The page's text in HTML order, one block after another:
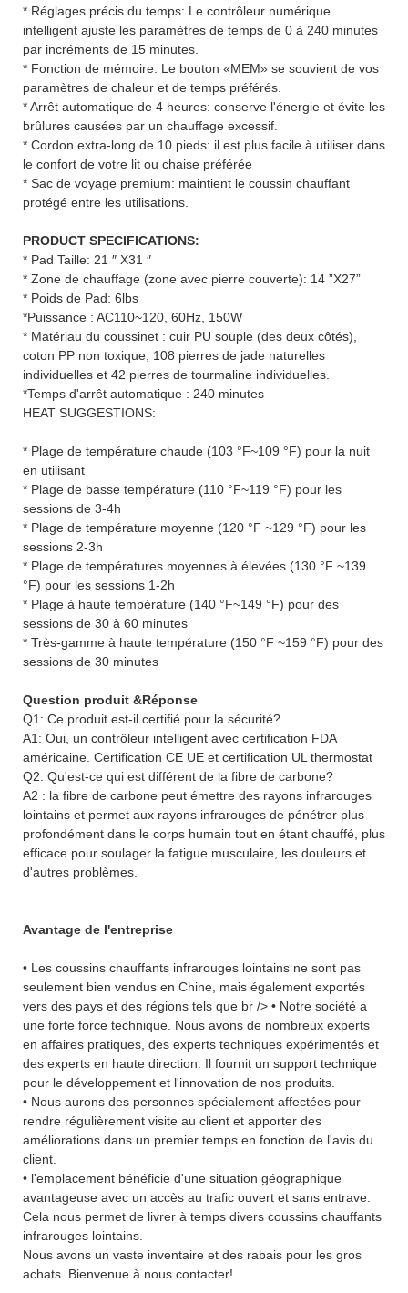
* Réglages précis du temps: Le contrôleur numérique
intelligent ajuste les paramètres de temps de 0 à 240 minutes
par incréments de 15 minutes.
* Fonction de mémoire: Le bouton «MEM» se souvient de vos
paramètres de chaleur et de temps préférés.
* Arrêt automatique de 4 heures: conserve l'énergie et évite les
brûlures causées par un chauffage excessif.
* Cordon extra-long de 10 pieds: il est plus facile à utiliser dans
le confort de votre lit ou chaise préférée
* Sac de voyage premium: maintient le coussin chauffant
protégé entre les utilisations.
PRODUCT SPECIFICATIONS:
* Pad Taille: 21 ″ X31 ″
* Zone de chauffage (zone avec pierre couverte): 14 ”X27”
* Poids de Pad: 6lbs
*Puissance : AC110~120, 60Hz, 150W
* Matériau du coussinet : cuir PU souple (des deux côtés),
coton PP non toxique, 108 pierres de jade naturelles
individuelles et 42 pierres de tourmaline individuelles.
*Temps d'arrêt automatique : 240 minutes
HEAT SUGGESTIONS:
* Plage de température chaude (103 °F~109 °F) pour la nuit
en utilisant
* Plage de basse température (110 °F~119 °F) pour les
sessions de 3-4h
* Plage de température moyenne (120 °F ~129 °F) pour les
sessions 2-3h
* Plage de températures moyennes à élevées (130 °F ~139
°F) pour les sessions 1-2h
* Plage à haute température (140 °F~149 °F) pour des
sessions de 30 à 60 minutes
* Très-gamme à haute température (150 °F ~159 °F) pour des
sessions de 30 minutes
Question produit &Réponse
Q1: Ce produit est-il certifié pour la sécurité?
A1: Oui, un contrôleur intelligent avec certification FDA
américaine. Certification CE UE et certification UL thermostat
Q2: Qu'est-ce qui est différent de la fibre de carbone?
A2 : la fibre de carbone peut émettre des rayons infrarouges
lointains et permet aux rayons infrarouges de pénétrer plus
profondément dans le corps humain tout en étant chauffé, plus
efficace pour soulager la fatigue musculaire, les douleurs et
d'autres problèmes.
Avantage de l'entreprise
• Les coussins chauffants infrarouges lointains ne sont pas
seulement bien vendus en Chine, mais également exportés
vers des pays et des régions tels que br /> • Notre société a
une forte force technique. Nous avons de nombreux experts
en affaires pratiques, des experts techniques expérimentés et
des experts en haute direction. Il fournit un support technique
pour le développement et l'innovation de nos produits.
• Nous aurons des personnes spécialement affectées pour
rendre régulièrement visite au client et apporter des
améliorations dans un premier temps en fonction de l'avis du
client.
• l'emplacement bénéficie d'une situation géographique
avantageuse avec un accès au trafic ouvert et sans entrave.
Cela nous permet de livrer à temps divers coussins chauffants
infrarouges lointains.
Nous avons un vaste inventaire et des rabais pour les gros
achats. Bienvenue à nous contacter!